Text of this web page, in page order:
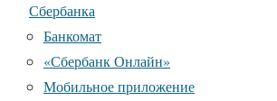
Сбербанка
Банкомат
«Сбербанк Онлайн»
Мобильное приложение